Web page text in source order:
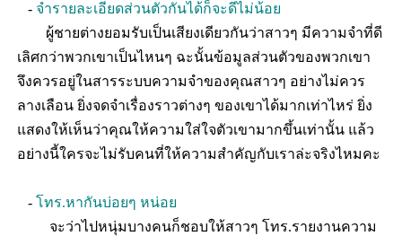
- จำรายละเอียดส่วนตัวกันได้ก็จะดีไม่น้อย
ผู้ชายต่างยอมรับเป็นเสียงเดียวกันว่าสาวๆ มีความจำที่ดี
เลิศกว่าพวกเขาเป็นไหนๆ ฉะนั้นข้อมูลส่วนตัวของพวกเขา
จึงควรอยู่ในสารระบบความจำของคุณสาวๆ อย่างไม่ควร
ลางเลือน ยิ่งจดจำเรื่องราวต่างๆ ของเขาได้มากเท่าไหร่ ยิ่ง
แสดงให้เห็นว่าคุณให้ความใส่ใจตัวเขามากขึ้นเท่านั้น แล้ว
อย่างนี้ใครจะไม่รับคนที่ให้ความสำคัญกับเราล่ะจริงไหมคะ
- โทร.หากันบ่อยๆ หน่อย
จะว่าไปหนุ่มบางคนก็ชอบให้สาวๆ โทร.รายงานความ